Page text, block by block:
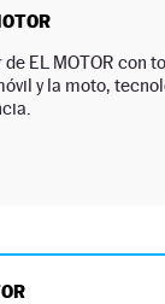
EL MOTOR con
y la moto,